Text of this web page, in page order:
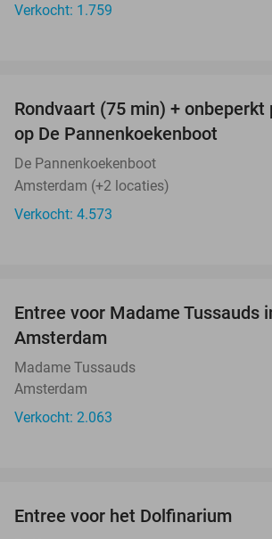
Verkocht: 1.759
Rondvaart (75 min) + onbeperkt
op De Pannenkoekenboot
De Pannenkoekenboot
Amsterdam (+2 locaties)
Verkocht: 4.573
Entree voor Madame Tussauds
Amsterdam
Madame Tussauds
Amsterdam
Verkocht: 2.063
Entree voor het Dolfinarium